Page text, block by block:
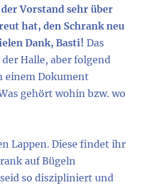
Vorstand sehr über
hat, den Schrank neu
Dank, Basti! Das
Halle, aber folgend
einem Dokument
gehört wohin bzw. wo
Lappen. Diese findet ihr
auf Bügeln
so diszipliniert und